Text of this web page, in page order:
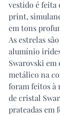
vestido é feita
print,
em tons
As estrelas
alumínio
Swarovski
metálico na
foram feitos à
de cristal
prateadas em